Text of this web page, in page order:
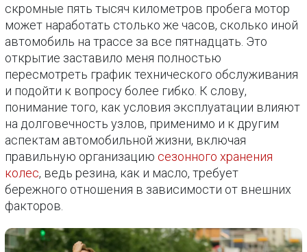
скромные пять тысяч километров пробега мотор
может наработать столько же часов, сколько иной
автомобиль на трассе за все пятнадцать. Это
открытие заставило меня полностью
пересмотреть график технического обслуживания
и подойти к вопросу более гибко. К слову,
понимание того, как условия эксплуатации влияют
на долговечность узлов, применимо и к другим
аспектам автомобильной жизни, включая
правильную организацию сезонного хранения
колес, ведь резина, как и масло, требует
бережного отношения в зависимости от внешних
факторов.